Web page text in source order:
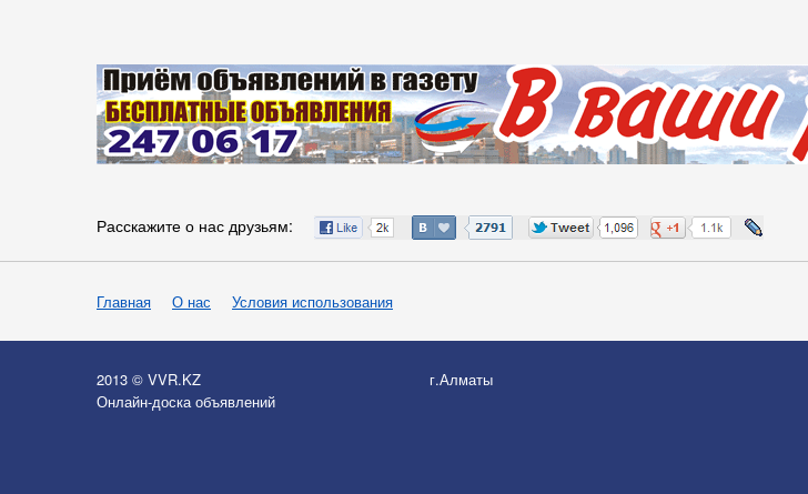
Расскажите о нас друзьям:
Главная О нас Условия использования
2013 © VVR.KZ
Онлайн-доска объявлений
г.Алматы